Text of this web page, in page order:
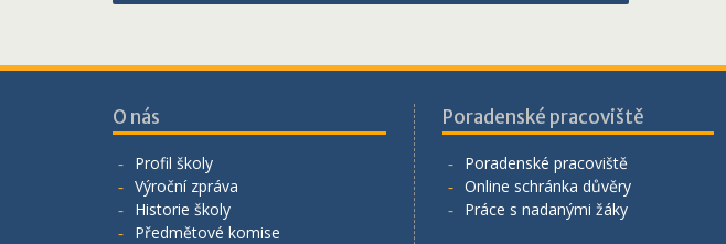
O nás
Profil školy
Výroční zpráva
Historie školy
Předmětové komise
Poradenské pracoviště
Poradenské pracoviště
Online schránka důvěry
Práce s nadanými žáky